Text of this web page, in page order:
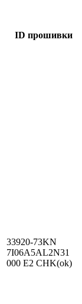
ID прошивки
33920-73KN
7I06A5AL2N31
000 E2 CHK(ok)